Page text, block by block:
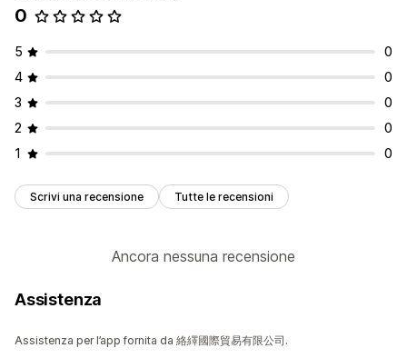
0
5
0
4
0
3
0
2
0
1
0
Scrivi una recensione Tutte le recensioni
Ancora nessuna recensione
Assistenza
Assistenza per l’app fornita da 絡繹國際貿易有限公司.